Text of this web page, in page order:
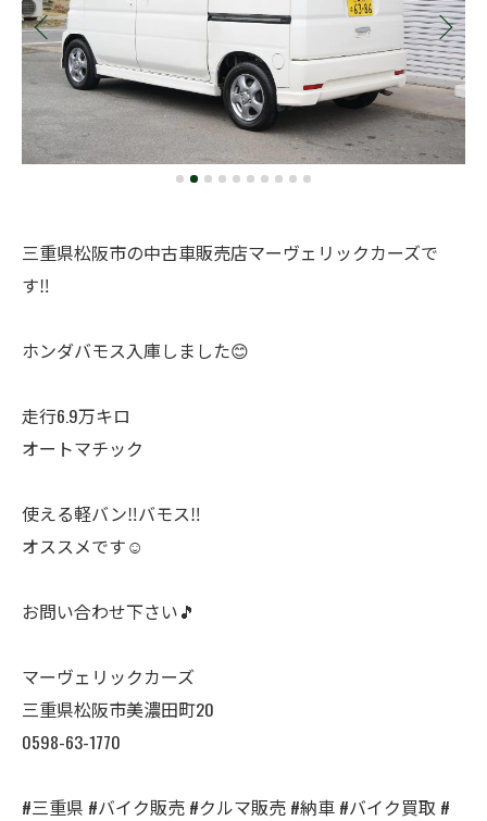
三重県松阪市の中古車販売店マーヴェリックカーズで
す‼️
ホンダバモス入庫しました😊
走行6.9万キロ
オートマチック
使える軽バン‼️バモス‼️
オススメです☺️
お問い合わせ下さい🎵
マーヴェリックカーズ
三重県松阪市美濃田町20
0598-63-1770
#三重県 #バイク販売 #クルマ販売 #納車 #バイク買取 #